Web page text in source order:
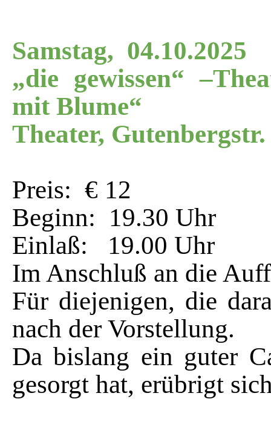
Samstag, 04.10.2025
„die gewissen“
mit Blume“
Theater,
Preis: € 12
Beginn: 19.30 Uhr
Einlaß: 19.00 Uhr
Im Anschluß an die
Für diejenigen, die
nach der Vorstellung.
Da bislang ein guter
gesorgt hat, erübrigt